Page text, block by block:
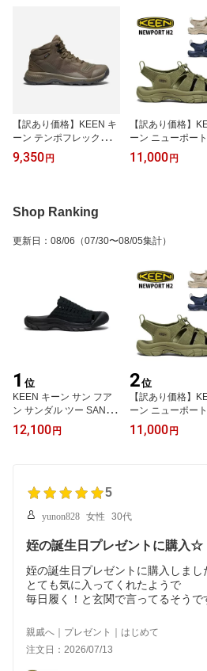
【訳あり価格】KEEN キ
ーン テンポフレックス
ミッド ウォータープルー
フ TEMPO FLEX MID W
キャンプ 1025469
9,350 円
【訳あり価格】
ーン ニューポー
チツー NEWPORT
ンズ ストラップサ
11,000 円
Shop Ranking
更新日 ： 08/06 （07/30〜08/05集計）
1 位
KEEN キーン サン フア
ン サンダル ツー SAN JU
AN SANDAL II メンズ ス
リッポン スライド レザ
12,100 円
2位
【訳あり価格】
ーン ニューポー
チツー NEWPORT
ンズ ストラップサ
11,000 円
5
yunon828 女性 30代
姪の誕生日プレゼントに購入☆
姪の誕生日プレゼントに購入しまし
とても気に入ってくれたようで
毎日履く！と玄関で言ってるそうで
ありがとうございました！
親戚へ｜プレゼント｜はじめて
注文日：2026/07/13